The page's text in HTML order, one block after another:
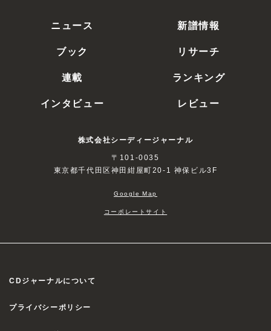
ニュース
新譜情報
ブック
リサーチ
連載
ランキング
インタビュー
レビュー
株式会社シーディージャーナル
〒101-0035
東京都千代田区神田紺屋町20-1 神保ビル3F
Google Map
コーポレートサイト
CDジャーナルについて
プライバシーポリシー